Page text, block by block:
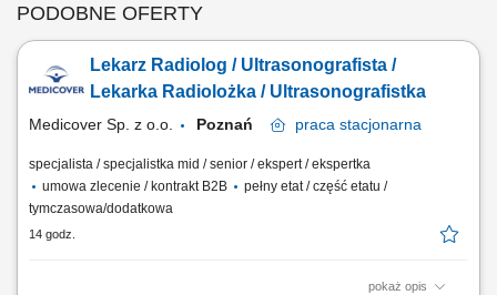
PODOBNE OFERTY
Lekarz Radiolog / Ultrasonografista /
Lekarka Radiolożka / Ultrasonografistka
Medicover Sp. z o.o. Poznań praca stacjonarna
specjalista / specjalistka mid / senior / ekspert / ekspertka
umowa zlecenie / kontrakt B2B
pełny etat / część etatu /
tymczasowa/dodatkowa
14 godz.
pokaż opis